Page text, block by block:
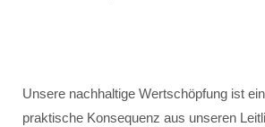
Unsere nachhaltige Wertschöpfung ist
praktische Konsequenz aus unseren